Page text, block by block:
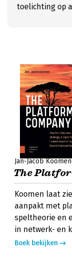
toelichting op
Jan-Jacob Koomen
The
Koomen laat
aanpakt met
speltheorie en
in netwerk- en
Boek bekijken